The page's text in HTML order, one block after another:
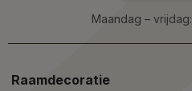
Maandag – vrijdag:
Raamdecoratie